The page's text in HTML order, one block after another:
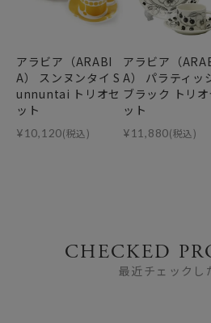
アラビア（ARABI
A） スンヌンタイ S
unnuntai トリオセ
ット
¥10,120(税込)
アラビア（
A） パラティッ
ブラック トリオ
ット
¥11,880(税込)
CHECKED
最近チェックし